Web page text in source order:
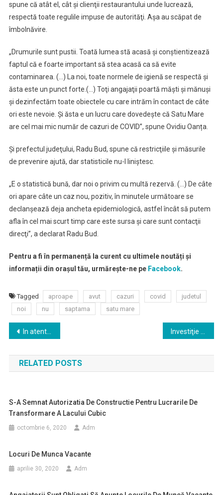
spune că atât el, cât şi clienţii restaurantului unde lucrează,
respectă toate regulile impuse de autorităţi. Aşa au scăpat de
îmbolnăvire.
„Drumurile sunt pustii. Toată lumea stă acasă şi conştientizează
faptul că e foarte important să stea acasă ca să evite
contaminarea. (…) La noi, toate normele de igienă se respectă şi
ăsta este un punct forte.(…) Toţi angajaţii poartă măşti şi mănuşi
şi dezinfectăm toate obiectele cu care intrăm în contact de câte
ori este nevoie. Şi ăsta e un lucru care dovedeşte că Satu Mare
are cel mai mic număr de cazuri de COVID”, spune Ovidiu Oanța.
Şi prefectul judeţului, Radu Bud, spune că restricţiile şi măsurile
de prevenire ajută, dar statisticile nu-l liniştesc.
„E o statistică bună, dar noi o privim cu multă rezervă. (…) De câte
ori apare câte un caz nou, pozitiv, în minutele următoare se
declanşează deja ancheta epidemiologică, astfel încât să putem
afla în cel mai scurt timp care este sursa şi care sunt contacţii
direcţi”, a declarat Radu Bud.
Pentru a fi în permanență la curent cu ultimele noutăți și
informații din orașul tău, urmărește-ne pe Facebook.
Tagged aproape avut cazuri covid
judetul
noi
nu saptama satu mare
Navigare
în
articole
In atentia asociatiilor si crescatorilor de animale
RELATED POSTS
S-A Semnat Autorizatia De Constructie Pentru Lucrarile De
Transformare A Lacului Cubic
octombrie 6, 2020 Adm
Locuri De Munca Vacante
aprilie 30, 2020 Adm